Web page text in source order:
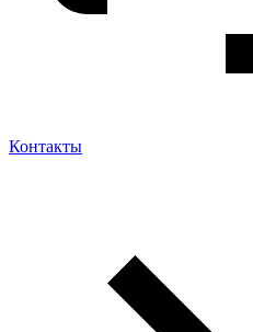
Контакты